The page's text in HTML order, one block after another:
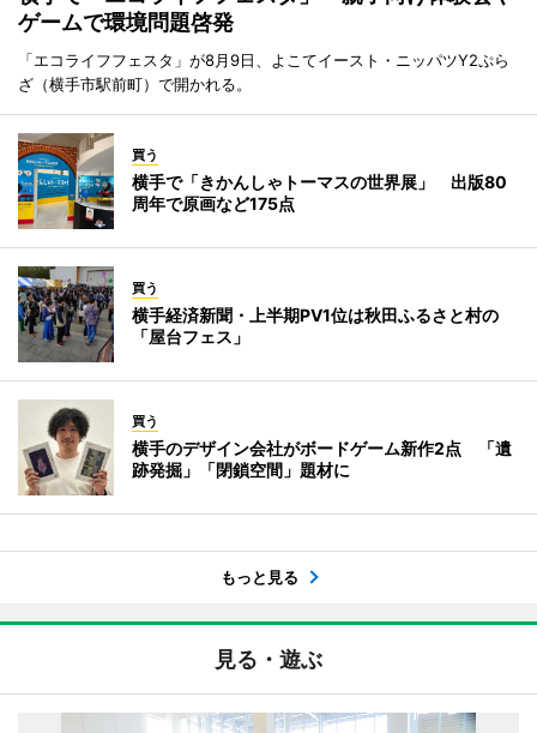
ゲームで環境問題啓発
「エコライフフェスタ」が8月9日、よこてイースト・ニッパツY2ぷら
ざ（横手市駅前町）で開かれる。
買う
横手で「きかんしゃトーマスの世界展」 出版80
周年で原画など175点
買う
横手経済新聞・上半期PV1位は秋田ふるさと村の
「屋台フェス」
買う
横手のデザイン会社がボードゲーム新作2点 「遺
跡発掘」「閉鎖空間」題材に
もっと見る
見る・遊ぶ